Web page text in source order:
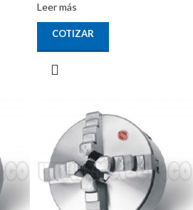
Leer más
COTIZAR